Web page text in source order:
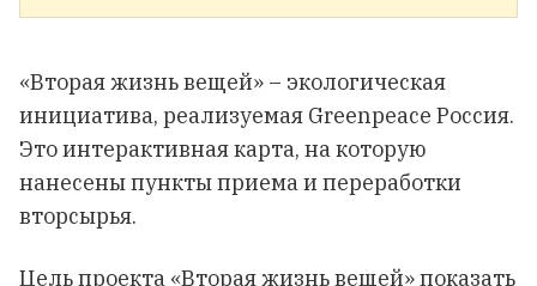
«Вторая жизнь вещей» – экологическая
инициатива, реализуемая Greenpeace Россия.
Это интерактивная карта, на которую
нанесены пункты приема и переработки
вторсырья.
Цель проекта «Вторая жизнь вещей» показать